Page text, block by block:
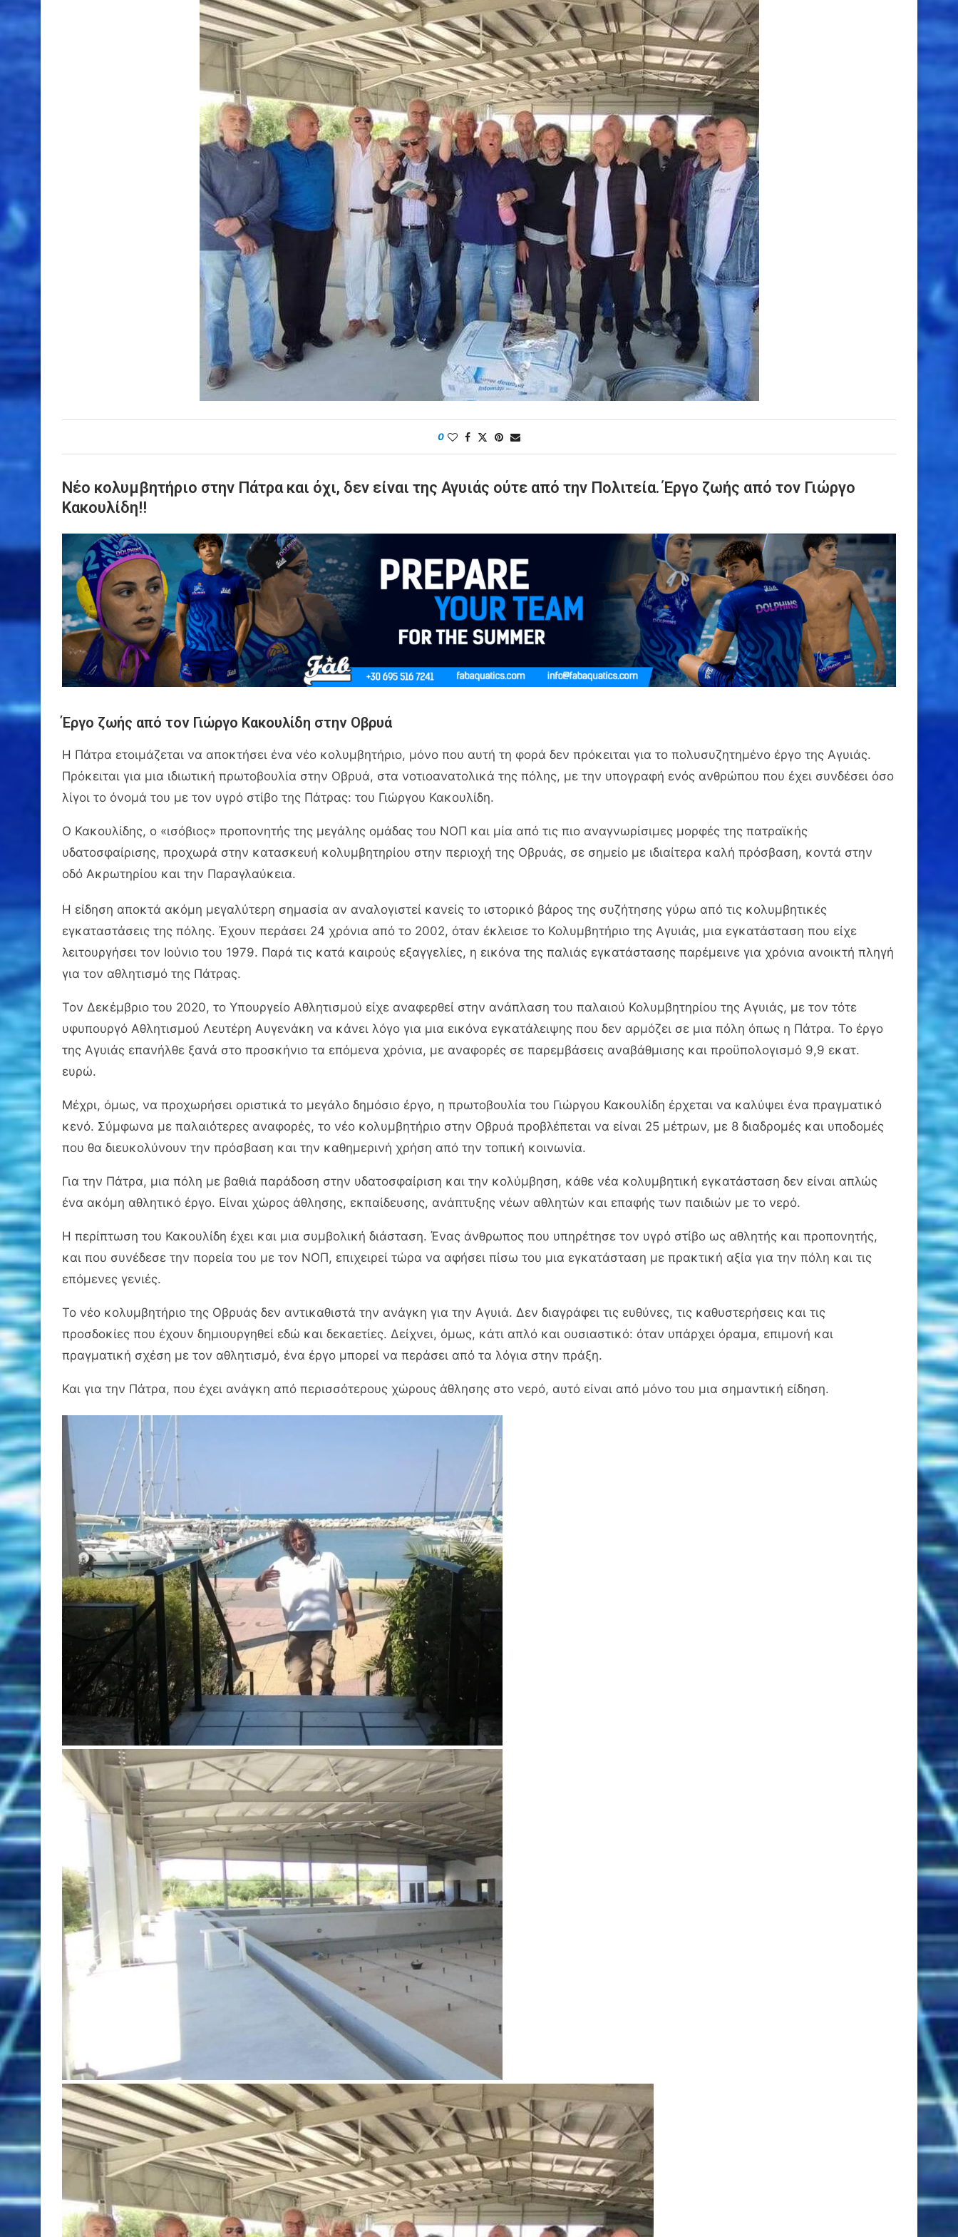
0
Νέο κολυμβητήριο στην Πάτρα και όχι, δεν είναι της Αγυιάς ούτε από την Πολιτεία. Έργο ζωής από τον Γιώργο
Κακουλίδη!!
Έργο ζωής από τον Γιώργο Κακουλίδη στην Οβρυά
Η Πάτρα ετοιμάζεται να αποκτήσει ένα νέο κολυμβητήριο, μόνο που αυτή τη φορά δεν πρόκειται για το πολυσυζητημένο έργο της Αγυιάς.
Πρόκειται για μια ιδιωτική πρωτοβουλία στην Οβρυά, στα νοτιοανατολικά της πόλης, με την υπογραφή ενός ανθρώπου που έχει συνδέσει όσο
λίγοι το όνομά του με τον υγρό στίβο της Πάτρας: του Γιώργου Κακουλίδη.
Ο Κακουλίδης, ο «ισόβιος» προπονητής της μεγάλης ομάδας του ΝΟΠ και μία από τις πιο αναγνωρίσιμες μορφές της πατραϊκής
υδατοσφαίρισης, προχωρά στην κατασκευή κολυμβητηρίου στην περιοχή της Οβρυάς, σε σημείο με ιδιαίτερα καλή πρόσβαση, κοντά στην
οδό Ακρωτηρίου και την Παραγλαύκεια.
Η είδηση αποκτά ακόμη μεγαλύτερη σημασία αν αναλογιστεί κανείς το ιστορικό βάρος της συζήτησης γύρω από τις κολυμβητικές
εγκαταστάσεις της πόλης. Έχουν περάσει 24 χρόνια από το 2002, όταν έκλεισε το Κολυμβητήριο της Αγυιάς, μια εγκατάσταση που είχε
λειτουργήσει τον Ιούνιο του 1979. Παρά τις κατά καιρούς εξαγγελίες, η εικόνα της παλιάς εγκατάστασης παρέμεινε για χρόνια ανοικτή πληγή
για τον αθλητισμό της Πάτρας.
Τον Δεκέμβριο του 2020, το Υπουργείο Αθλητισμού είχε αναφερθεί στην ανάπλαση του παλαιού Κολυμβητηρίου της Αγυιάς, με τον τότε
υφυπουργό Αθλητισμού Λευτέρη Αυγενάκη να κάνει λόγο για μια εικόνα εγκατάλειψης που δεν αρμόζει σε μια πόλη όπως η Πάτρα. Το έργο
της Αγυιάς επανήλθε ξανά στο προσκήνιο τα επόμενα χρόνια, με αναφορές σε παρεμβάσεις αναβάθμισης και προϋπολογισμό 9,9 εκατ.
ευρώ.
Μέχρι, όμως, να προχωρήσει οριστικά το μεγάλο δημόσιο έργο, η πρωτοβουλία του Γιώργου Κακουλίδη έρχεται να καλύψει ένα πραγματικό
κενό. Σύμφωνα με παλαιότερες αναφορές, το νέο κολυμβητήριο στην Οβρυά προβλέπεται να είναι 25 μέτρων, με 8 διαδρομές και υποδομές
που θα διευκολύνουν την πρόσβαση και την καθημερινή χρήση από την τοπική κοινωνία.
Για την Πάτρα, μια πόλη με βαθιά παράδοση στην υδατοσφαίριση και την κολύμβηση, κάθε νέα κολυμβητική εγκατάσταση δεν είναι απλώς
ένα ακόμη αθλητικό έργο. Είναι χώρος άθλησης, εκπαίδευσης, ανάπτυξης νέων αθλητών και επαφής των παιδιών με το νερό.
Η περίπτωση του Κακουλίδη έχει και μια συμβολική διάσταση. Ένας άνθρωπος που υπηρέτησε τον υγρό στίβο ως αθλητής και προπονητής,
και που συνέδεσε την πορεία του με τον ΝΟΠ, επιχειρεί τώρα να αφήσει πίσω του μια εγκατάσταση με πρακτική αξία για την πόλη και τις
επόμενες γενιές.
Το νέο κολυμβητήριο της Οβρυάς δεν αντικαθιστά την ανάγκη για την Αγυιά. Δεν διαγράφει τις ευθύνες, τις καθυστερήσεις και τις
προσδοκίες που έχουν δημιουργηθεί εδώ και δεκαετίες. Δείχνει, όμως, κάτι απλό και ουσιαστικό: όταν υπάρχει όραμα, επιμονή και
πραγματική σχέση με τον αθλητισμό, ένα έργο μπορεί να περάσει από τα λόγια στην πράξη.
Και για την Πάτρα, που έχει ανάγκη από περισσότερους χώρους άθλησης στο νερό, αυτό είναι από μόνο του μια σημαντική είδηση.